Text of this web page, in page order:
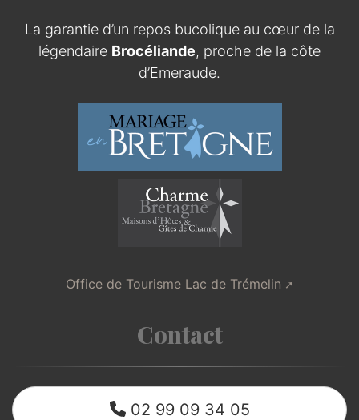
La garantie d’un repos bucolique au cœur de la
légendaire Brocéliande, proche de la côte
d’Emeraude.
Office de Tourisme Lac de Trémelin
Contact
02 99 09 34 05